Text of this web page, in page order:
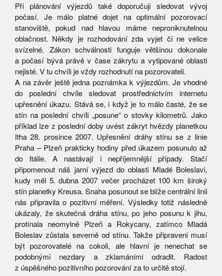
Při plánování výjezdů také doporučuji sledovat vývoj
počasí. Je málo platné dojet na optimální pozorovací
stanoviště, pokud nad hlavou máme neproniknutelnou
oblačnost. Někdy je rozhodování zda vyjet či ne velice
svízelné. Zákon schválnosti funguje většinou dokonale
a počasí bývá právě v čase zákrytu a vytipované oblasti
nejisté. V tu chvíli je vždy rozhodnutí na pozorovateli.
A na závěr ještě jedna poznámka k výjezdům. Je vhodné
do poslední chvíle sledovat prostřednictvím internetu
upřesnění úkazu. Stává se, i když je to málo časté, že se
stín na poslední chvíli „posune“ o stovky kilometrů. Jako
příklad lze z poslední doby uvést zákryt hvězdy planetkou
Itha 28. prosince 2007. Upřesnění dráhy stínu se z linie
Praha – Plzeň prakticky hodiny před úkazem posunulo až
do Itálie. A nastávají i nepříjemnější případy. Stačí
připomenout náš jarní výjezd do oblasti Mladé Boleslavi,
kudy měl 5. dubna 2007 večer procházet 100 km široký
stín planetky Kreusa. Snaha posunout se blíže centrální linii
nás připravila o pozitivní měření. Výsledky totiž následně
ukázaly, že skutečná dráha stínu, po jeho posunu k jihu,
protínala neomylně Plzeň a Rokycany, zatímco Mladá
Boleslav zůstala severně od stínu. Takže připraveni musí
být pozorovatelé na cokoli, ale hlavní je nenechat se
podobnými nezdary a zklamáními odradit. Radost
z úspěšného pozitivního pozorování za to určitě stojí.